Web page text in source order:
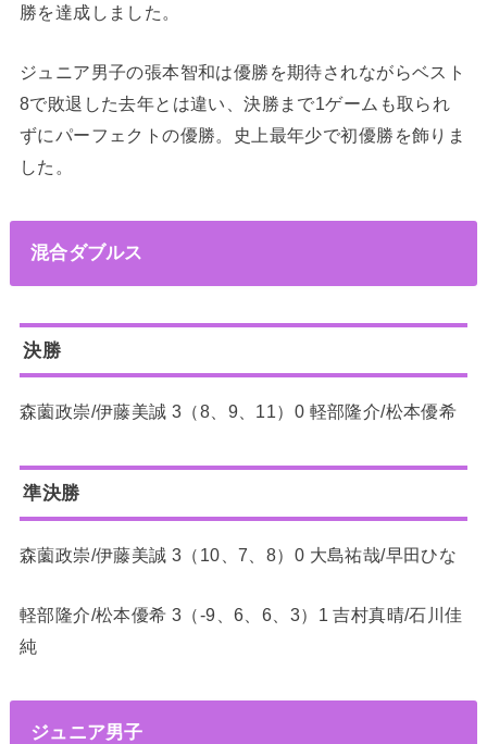
勝を達成しました。
ジュニア男子の張本智和は優勝を期待されながらベスト
8で敗退した去年とは違い、決勝まで1ゲームも取られ
ずにパーフェクトの優勝。史上最年少で初優勝を飾りま
した。
混合ダブルス
決勝
森薗政崇/伊藤美誠 3（8、9、11）0 軽部隆介/松本優希
準決勝
森薗政崇/伊藤美誠 3（10、7、8）0 大島祐哉/早田ひな
軽部隆介/松本優希 3（-9、6、6、3）1 吉村真晴/石川佳
純
ジュニア男子